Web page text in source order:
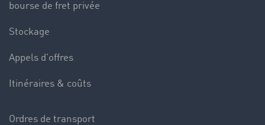
bourse de fret privée
Stockage
Appels d’offres
Itinéraires & coûts
Ordres de transport